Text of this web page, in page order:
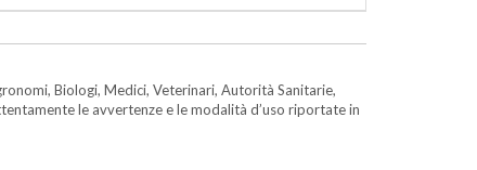
Biologi, Medici, Veterinari, Autorità Sanitarie,
le avvertenze e le modalità d’uso riportate in